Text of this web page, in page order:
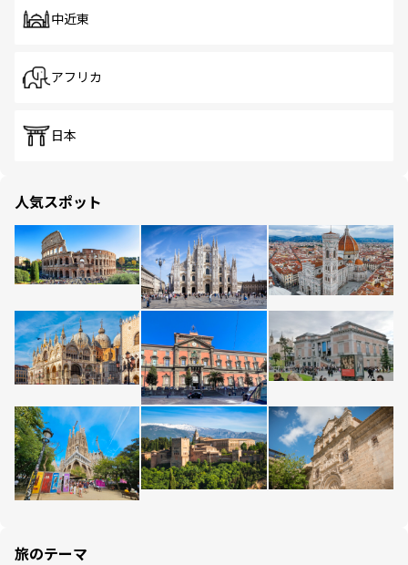
中近東
アフリカ
日本
人気スポット
旅のテーマ